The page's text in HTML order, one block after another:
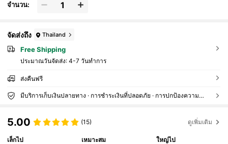
จำนวน:
จัดส่งถึง Thailand
Free Shipping
ประมาณวันจัดส่ง: 4-7 วันทำการ
ส่งคืนฟรี
มีบริการเก็บเงินปลายทาง · การชำระเงินที่ปลอดภัย · การปกป้องความเป็นส่วนตัว
5.00 (15) ดูเพิ่มเติม
เล็กไป
เหมาะสม
ใหญ่ไป